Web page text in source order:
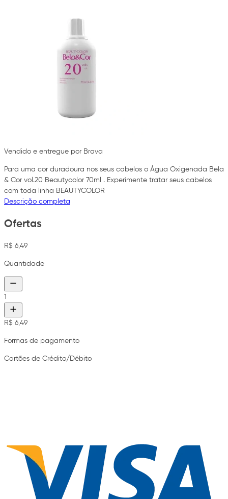
Vendido e entregue por Brava
Para uma cor duradoura nos seus cabelos o Água Oxigenada Bela
& Cor vol.20 Beautycolor 70ml . Experimente tratar seus cabelos
com toda linha BEAUTYCOLOR
Descrição completa
Ofertas
R$ 6,49
Quantidade
1
R$ 6,49
Formas de pagamento
Cartões de Crédito/Débito